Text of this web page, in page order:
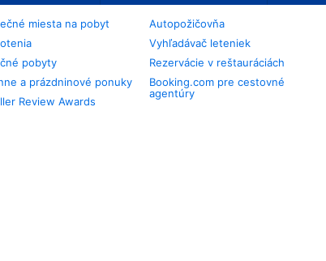
miesta na pobyt
pobyty
a prázdninové ponuky
Review Awards
Autopožičovňa
Vyhľadávač leteniek
Rezervácie v reštauráciách
Booking.com pre cestovné
agentúry